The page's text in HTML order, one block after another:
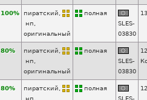
100%
пиратский,
нп
оригинальный
полная
SL ES-
03830
80%
пиратский,
нп
оригинальный
полная
SL ES-
03830
80%
пиратский,
нп
полная
SL ES-